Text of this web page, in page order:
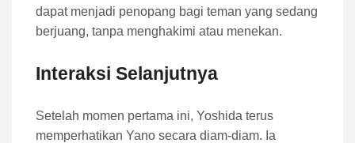
dapat menjadi penopang bagi teman yang sedang
berjuang, tanpa menghakimi atau menekan.
Interaksi Selanjutnya
Setelah momen pertama ini, Yoshida terus
memperhatikan Yano secara diam-diam. Ia